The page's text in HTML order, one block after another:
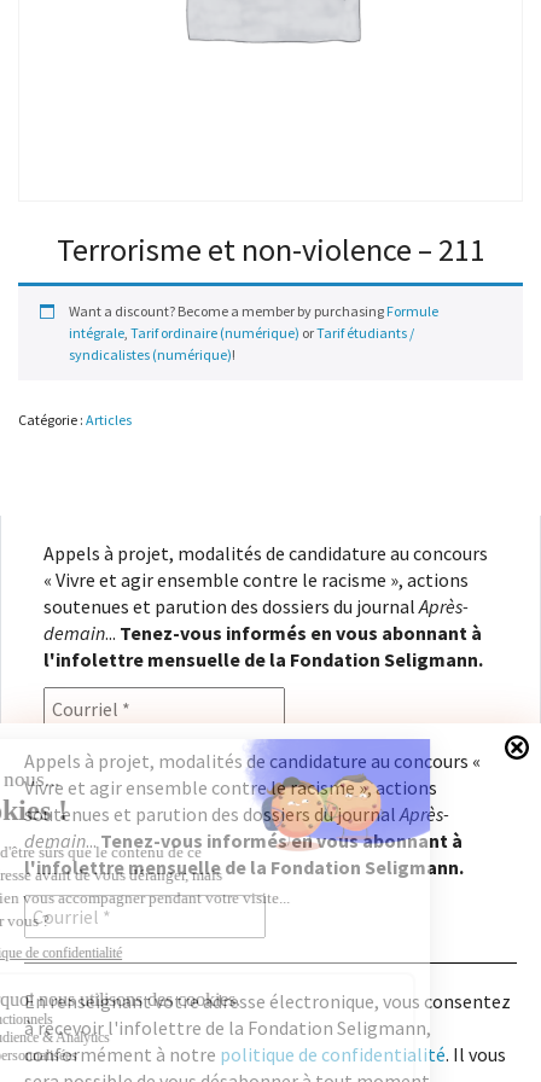
Terrorisme et non-violence – 211
Want a discount? Become a member by purchasing Formule
intégrale, Tarif ordinaire (numérique) orTarif étudiants /
syndicalistes (numérique)!
Catégorie : Articles
Appels à projet, modalités de candidature au concours
« Vivre et agir ensemble contre le racisme », actions
soutenues et parution des dossiers du journalAprès-
demain... Tenez-vous informés en vous abonnant à
l'infolettre mensuelle de la Fondation Seligmann.
En renseignant votre adresse électronique, vous
consentez à recevoir l'infolettre de la Fondation
Seligmann, conformément à notrepolitique de
confidentialité. Il vous sera possible de vous
désabonner à tout moment.
Copyright © 2026Fondation Seligmann|Mentions légales|Crédits
Fondation Seligmann
Journal Après-demain
Appels à projet, modalités de candidature au concours «
Vivre et agir ensemble contre le racisme », actions
soutenues et parution des dossiers du journalAprès-
demain...Tenez-vous informés en vous abonnant à
l'infolettre mensuelle de la Fondation Seligmann.
En renseignant votre adresse électronique, vous consentez
à recevoir l'infolettre de la Fondation Seligmann,
conformément à notre politique de confidentialité. Il vous